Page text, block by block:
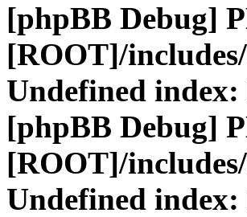
[phpBB Debug]
[ROOT]/
Undefined
[phpBB Debug]
[ROOT]/
Undefined